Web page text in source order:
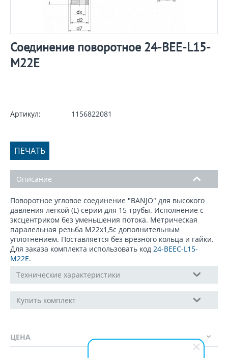
Соединение поворотное 24-BEE-L15-
M22E
Артикул: 1156822081
ПЕЧАТЬ
Описание
Поворотное угловое соединение "BANJO" для высокого
давления легкой (L) серии для 15 трубы. Исполнение с
эксцентриком без уменьшения потока. Метрическая
паралельная резьба М22х1,5с дополнительным
уплотнением. Поставляется без врезного кольца и гайки.
Для заказа комплекта использовать код 24-BEEC-L15-
M22E.
Технические характеристики
Купить комплект
ЦЕНА